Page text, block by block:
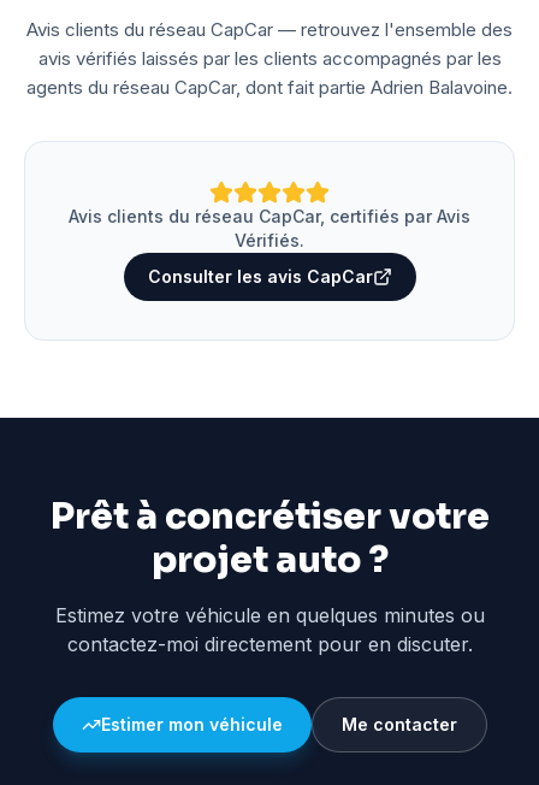
Avis clients du réseau CapCar — retrouvez l'ensemble des
avis vérifiés laissés par les clients accompagnés par les
agents du réseau CapCar, dont fait partie Adrien Balavoine.
Avis clients du réseau CapCar, certifiés par Avis
Vérifiés.
Consulter les avis CapCar
Prêt à concrétiser votre
projet auto ?
Estimez votre véhicule en quelques minutes ou
contactez-moi directement pour en discuter.
Estimer mon véhicule Me contacter